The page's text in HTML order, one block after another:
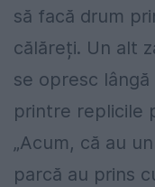
să facă drum
călăreți. Un alt
se opresc lângă
printre replicile
„Acum, că au
parcă au prins